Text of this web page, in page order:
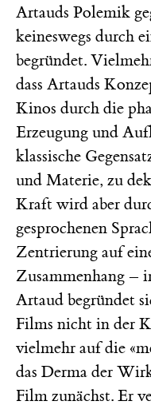
Artauds Polemik
keineswegs durch
begründet.
dass Artauds
Kinos durch die
Erzeugung und
klassische
und Materie, zu
Kraft wird aber
gesprochenen
Zentrierung auf
Zusammenhang –
Artaud begründet
Films nicht in der
vielmehr auf die
das Derma der
Film zunächst. Er